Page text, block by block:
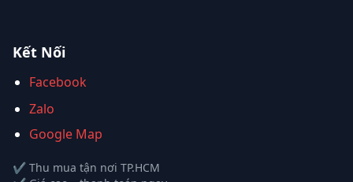
Kết Nối
Facebook
Zalo
Google Map
✔ Thu mua tận nơi TP.HCM